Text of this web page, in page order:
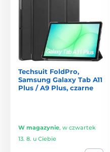
Techsuit FoldPro,
Samsung Galaxy Tab A11
Plus / A9 Plus, czarne
W magazynie, w czwartek
13. 8. u Ciebie